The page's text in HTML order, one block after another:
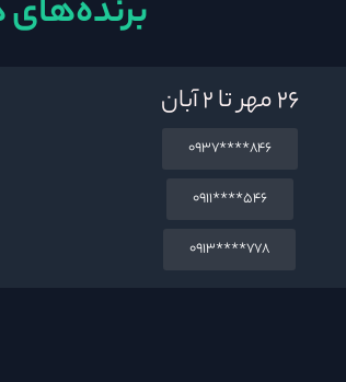
۲۶ مهر تا ۲ آبان
846****0937
546****0911
778****0913